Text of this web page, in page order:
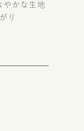
やかな生地
り